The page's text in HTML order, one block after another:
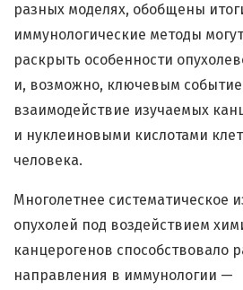
разных моделях, обобщены
иммунологические методы
раскрыть особенности
и, возможно, ключевым
взаимодействие изучаемых
и нуклеиновыми кислотами
человека.
Многолетнее систематическое
опухолей под воздействием
канцерогенов способствовало
направления в иммунологии —